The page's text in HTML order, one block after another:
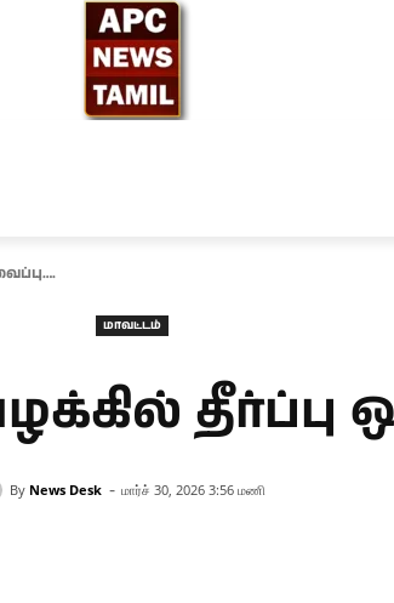
மாவட்டம்
தீர்ப்பு
By News Desk - மார்ச் 30, 2026 3:56 மணி